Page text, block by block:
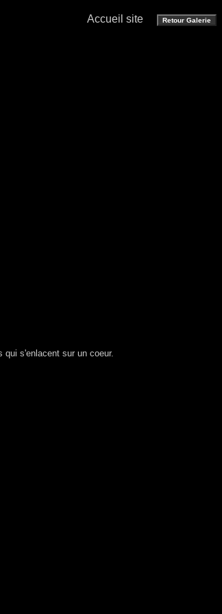
Accueil site
qui s'enlacent sur un coeur.